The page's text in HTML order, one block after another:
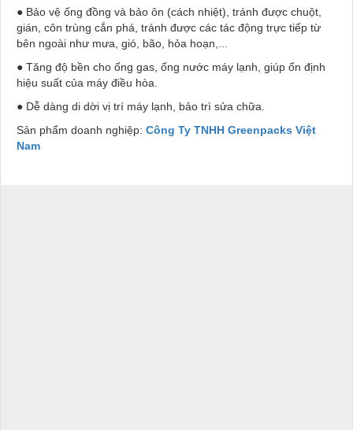
● Bảo vệ ống đồng và bảo ôn (cách nhiệt), tránh được chuột,
gián, côn trùng cắn phá, tránh được các tác động trực tiếp từ
bên ngoài như mưa, gió, bão, hỏa hoạn,...
● Tăng độ bền cho ống gas, ống nước máy lạnh, giúp ổn định
hiệu suất của máy điều hòa.
● Dễ dàng di dời vị trí máy lạnh, bảo trì sửa chữa.
Sản phẩm doanh nghiệp: Công Ty TNHH Greenpacks Việt
Nam